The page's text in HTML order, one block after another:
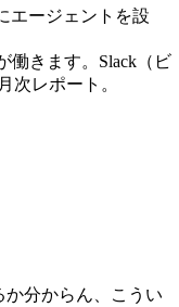
エージェントを設
働きます。Slack（ビ
次レポート。
分からん、こうい